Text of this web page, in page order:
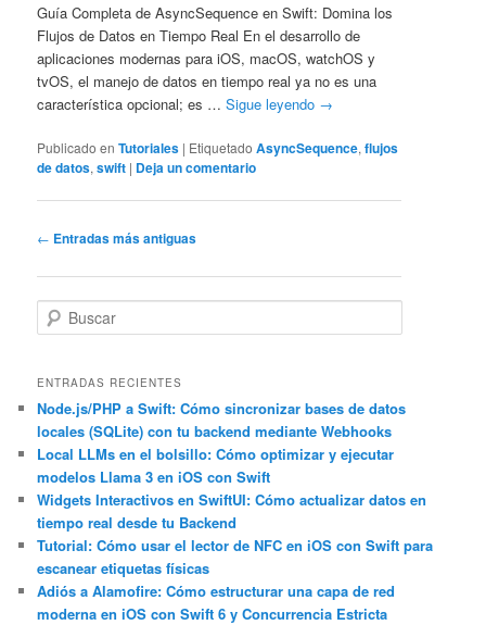
Guía Completa de AsyncSequence en Swift: Domina los
Flujos de Datos en Tiempo Real En el desarrollo de
aplicaciones modernas para iOS, macOS, watchOS y
tvOS, el manejo de datos en tiempo real ya no es una
característica opcional; es …Sigue leyendo →
Publicado en Tutoriales | Etiquetado AsyncSequence,flujos
de datos,swift | Deja un comentario
Navegación
entradas
← Entradas más antiguas
u
c
a
r
ENTRADAS RECIENTES
Node.js/PHP a Swift: Cómo sincronizar bases de datos
locales (SQLite) con tu backend mediante Webhooks
Local LLMs en el bolsillo: Cómo optimizar y ejecutar
modelos Llama 3 en iOS con Swift
Widgets Interactivos en SwiftUI: Cómo actualizar datos en
tiempo real desde tu Backend
Tutorial: Cómo usar el lector de NFC en iOS con Swift para
escanear etiquetas físicas
Adiós a Alamofire: Cómo estructurar una capa de red
moderna en iOS con Swift 6 y Concurrencia Estricta